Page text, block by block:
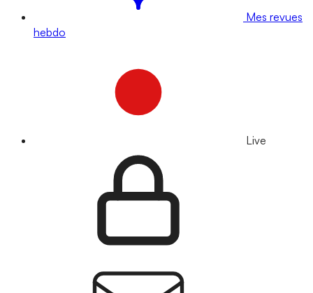
Mes revues
hebdo
Live